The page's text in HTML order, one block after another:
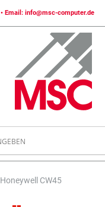
• Email: info@msc-computer.de
Honeywell CW45